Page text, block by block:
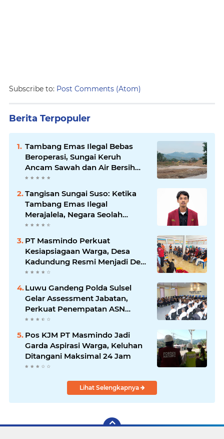
Subscribe to: Post Comments (Atom)
Berita Terpopuler
Tambang Emas Ilegal Bebas
Beroperasi, Sungai Keruh
Ancam Sawah dan Air Bersih
Warga Luwu
Tangisan Sungai Suso: Ketika
Tambang Emas Ilegal
Merajalela, Negara Seolah
Memilih Diam
PT Masmindo Perkuat
Kesiapsiagaan Warga, Desa
Kadundung Resmi Menjadi Desa
Tangguh Bencana
Luwu Gandeng Polda Sulsel
Gelar Assessment Jabatan,
Perkuat Penempatan ASN
Berbasis Kompetensi
Pos KJM PT Masmindo Jadi
Garda Aspirasi Warga, Keluhan
Ditangani Maksimal 24 Jam
Lihat Selengkapnya